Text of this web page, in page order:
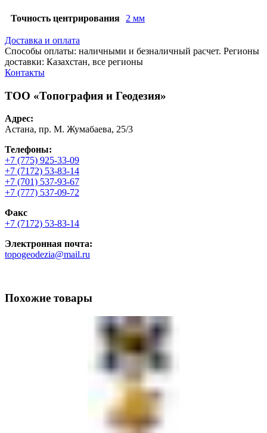
Точность центрирования 2 мм
Доставка и оплата
Способы оплаты: наличными и безналичный расчет. Регионы
доставки: Казахстан, все регионы
Контакты
ТОО «Топография и Геодезия»
Адрес:
Астана, пр. М. Жумабаева, 25/3
Телефоны:
+7 (775) 925-33-09
+7 (7172) 53-83-14
+7 (701) 537-93-67
+7 (777) 537-09-72
Факс
+7 (7172) 53-83-14
Электронная почта:
topogeodezia@mail.ru
Похожие товары